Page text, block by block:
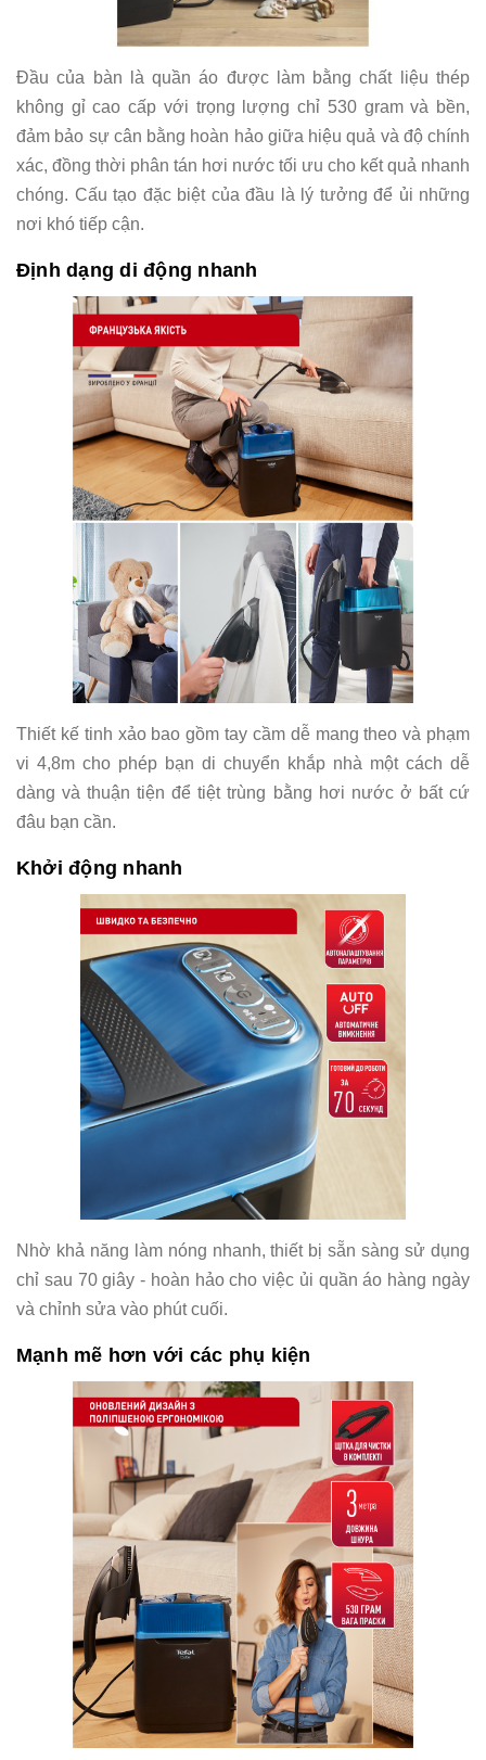
Đầu của bàn là quần áo được làm bằng chất liệu thép
không gỉ cao cấp với trọng lượng chỉ 530 gram và bền,
đảm bảo sự cân bằng hoàn hảo giữa hiệu quả và độ chính
xác, đồng thời phân tán hơi nước tối ưu cho kết quả nhanh
chóng. Cấu tạo đặc biệt của đầu là lý tưởng để ủi những
nơi khó tiếp cận.
Định dạng di động nhanh
Thiết kế tinh xảo bao gồm tay cầm dễ mang theo và phạm
vi 4,8m cho phép bạn di chuyển khắp nhà một cách dễ
dàng và thuận tiện để tiệt trùng bằng hơi nước ở bất cứ
đâu bạn cần.
Khởi động nhanh
Nhờ khả năng làm nóng nhanh, thiết bị sẵn sàng sử dụng
chỉ sau 70 giây - hoàn hảo cho việc ủi quần áo hàng ngày
và chỉnh sửa vào phút cuối.
Mạnh mẽ hơn với các phụ kiện